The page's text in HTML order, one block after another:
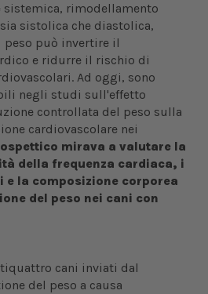
rimodellamento
sistolica che diastolica,
peso può invertire il
e ridurre il rischio di
Ad oggi, sono
negli studi sull'effetto
controllata del peso sulla
cardiovascolare nei
mirava a valutare la
della frequenza cardiaca, i
la composizione corporea
del peso nei cani con
cani inviati dal
del peso a causa